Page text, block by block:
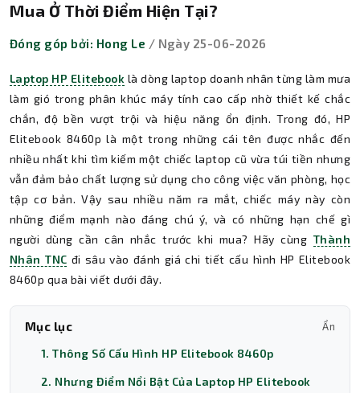
Mua Ở Thời Điểm Hiện Tại?
Đóng góp bởi: Hong Le / Ngày 25-06-2026
Laptop HP Elitebook là dòng laptop doanh nhân từng làm mưa
làm gió trong phân khúc máy tính cao cấp nhờ thiết kế chắc
chắn, độ bền vượt trội và hiệu năng ổn định. Trong đó, HP
Elitebook 8460p là một trong những cái tên được nhắc đến
nhiều nhất khi tìm kiếm một chiếc laptop cũ vừa túi tiền nhưng
vẫn đảm bảo chất lượng sử dụng cho công việc văn phòng, học
tập cơ bản. Vậy sau nhiều năm ra mắt, chiếc máy này còn
những điểm mạnh nào đáng chú ý, và có những hạn chế gì
người dùng cần cân nhắc trước khi mua? Hãy cùng Thành
Nhân TNC đi sâu vào đánh giá chi tiết cấu hình HP Elitebook
8460p qua bài viết dưới đây.
Mục lục Ẩn
1. Thông Số Cấu Hình HP Elitebook 8460p
2. Nhưng Điểm Nổi Bật Của Laptop HP Elitebook